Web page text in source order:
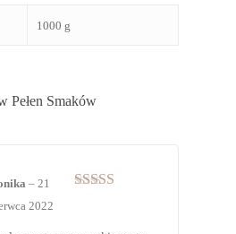
1000 g
Pełen Smaków
– 21
2022